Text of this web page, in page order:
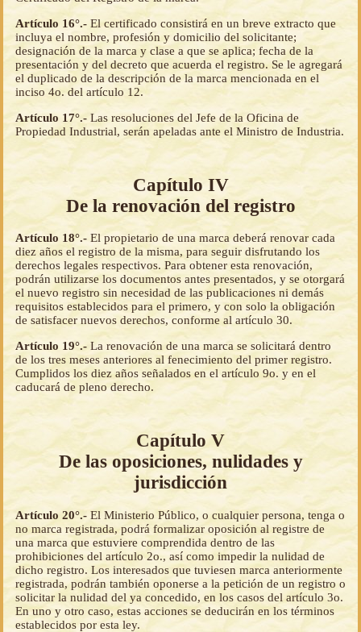
Artículo 16°.- El certificado consistirá en un breve extracto que
incluya el nombre, profesión y domicilio del solicitante;
designación de la marca y clase a que se aplica; fecha de la
presentación y del decreto que acuerda el registro. Se le agregará
el duplicado de la descripción de la marca mencionada en el
inciso 4o. del artículo 12.
Artículo 17°.- Las resoluciones del Jefe de la Oficina de
Propiedad Industrial, serán apeladas ante el Ministro de Industria.
Capítulo IV
De la renovación del registro
Artículo 18°.- El propietario de una marca deberá renovar cada
diez años el registro de la misma, para seguir disfrutando los
derechos legales respectivos. Para obtener esta renovación,
podrán utilizarse los documentos antes presentados, y se otorgará
el nuevo registro sin necesidad de las publicaciones ni demás
requisitos establecidos para el primero, y con solo la obligación
de satisfacer nuevos derechos, conforme al artículo 30.
Artículo 19°.- La renovación de una marca se solicitará dentro
de los tres meses anteriores al fenecimiento del primer registro.
Cumplidos los diez años señalados en el artículo 9o. y en el
caducará de pleno derecho.
Capítulo V
De las oposiciones, nulidades y
jurisdicción
Artículo 20°.- El Ministerio Público, o cualquier persona, tenga o
no marca registrada, podrá formalizar oposición al registre de
una marca que estuviere comprendida dentro de las
prohibiciones del artículo 2o., así como impedir la nulidad de
dicho registro. Los interesados que tuviesen marca anteriormente
registrada, podrán también oponerse a la petición de un registro o
solicitar la nulidad del ya concedido, en los casos del artículo 3o.
En uno y otro caso, estas acciones se deducirán en los términos
establecidos por esta ley.